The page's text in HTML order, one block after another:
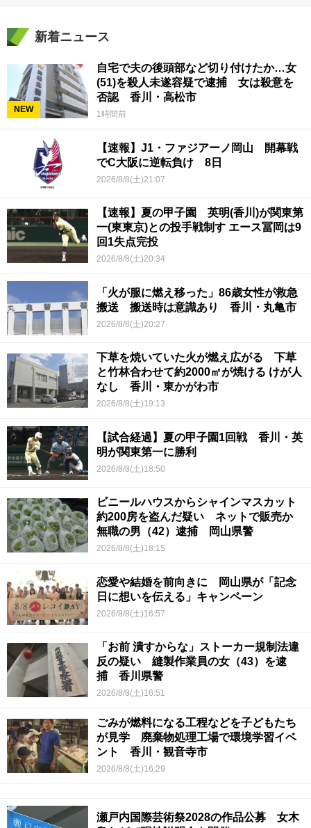
新着ニュース
NEW
自宅で夫の後頭部など切り付けたか…女
(51)を殺人未遂容疑で逮捕 女は殺意を
否認 香川・高松市
1時間前
【速報】J1・ファジアーノ岡山 開幕戦
でC大阪に逆転負け 8日
2026/8/8(土)21:07
【速報】夏の甲子園 英明(香川)が関東第
一(東東京)との投手戦制す エース冨岡は9
回1失点完投
2026/8/8(土)20:34
「火が服に燃え移った」86歳女性が救急
搬送 搬送時は意識あり 香川・丸亀市
2026/8/8(土)20:27
下草を焼いていた火が燃え広がる 下草
と竹林合わせて約2000㎡が焼ける けが人
なし 香川・東かがわ市
2026/8/8(土)19:13
【試合経過】夏の甲子園1回戦 香川・英
明が関東第一に勝利
2026/8/8(土)18:50
ビニールハウスからシャインマスカット
約200房を盗んだ疑い ネットで販売か
無職の男（42）逮捕 岡山県警
2026/8/8(土)18:15
恋愛や結婚を前向きに 岡山県が「記念
日に想いを伝える」キャンペーン
2026/8/8(土)16:57
「お前 潰すからな」ストーカー規制法違
反の疑い 縫製作業員の女（43）を逮
捕 香川県警
2026/8/8(土)16:51
ごみが燃料になる工程などを子どもたち
が見学 廃棄物処理工場で環境学習イベ
ント 香川・観音寺市
2026/8/8(土)16:29
瀬戸内国際芸術祭2028の作品公募 女木